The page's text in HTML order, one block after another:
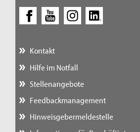
Kontakt
Hilfe im Notfall
Stellenangebote
Feedbackmanagement
Hinweisgebermeldestelle